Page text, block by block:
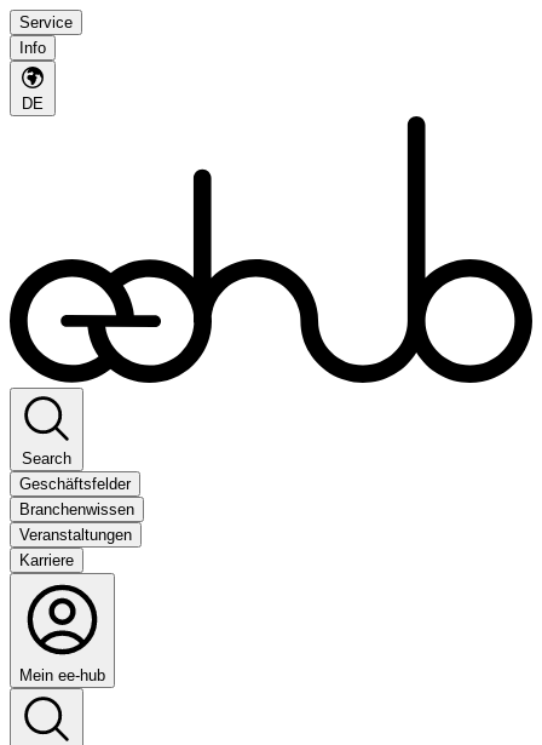
Service
Info
DE
Search
Geschäftsfelder
Branchenwissen
Veranstaltungen
Karriere
Mein ee-hub